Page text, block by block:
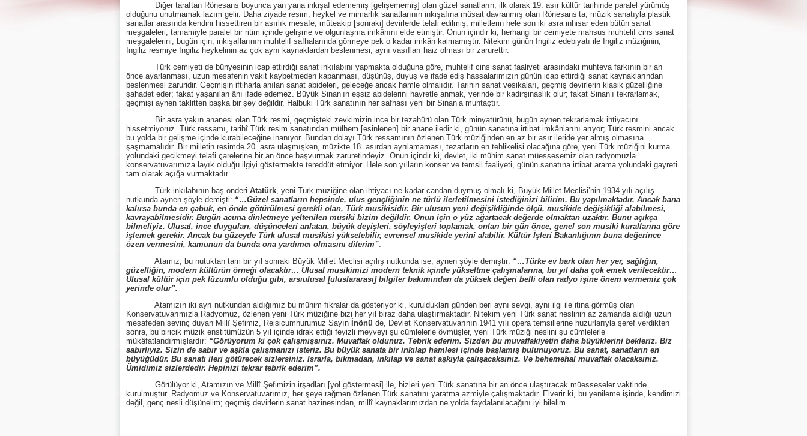
Diğer taraftan Rönesans boyunca yan yana inkişaf edememiş [gelişememiş] olan güzel sanatların, ilk olarak 19. asır kültür tarihinde paralel yürümüş
olduğunu unutmamak lazım gelir. Daha ziyade resim, heykel ve mimarlık sanatlarının inkişafına müsait davranmış olan Rönesans’ta, müzik sanatıyla plastik
sanatlar arasında kendini hissettiren bir asırlık mesafe, müteakip [sonraki] devirlerde telafi edilmiş, milletlerin hele son iki asra inhisar eden bütün sanat
meşgaleleri, tamamiyle paralel bir ritim içinde gelişme ve olgunlaşma imkânını elde etmiştir. Onun içindir ki, herhangi bir cemiyete mahsus muhtelif cins sanat
meşgalelerini, bugün için, inkişaflarının muhtelif safhalarında görmeye pek o kadar imkân kalmamıştır. Nitekim günün İngiliz edebiyatı ile İngiliz müziğinin,
İngiliz resmiye İngiliz heykelinin az çok aynı kaynaklardan beslenmesi, aynı vasıfları haiz olması bir zarurettir.
Türk cemiyeti de bünyesinin icap ettirdiği sanat inkılabını yapmakta olduğuna göre, muhtelif cins sanat faaliyeti arasındaki muhteva farkının bir an
önce ayarlanması, uzun mesafenin vakit kaybetmeden kapanması, düşünüş, duyuş ve ifade ediş hassalarımızın günün icap ettirdiği sanat kaynaklarından
beslenmesi zaruridir. Geçmişin iftiharla anılan sanat abideleri, geleceğe ancak hamle olmalıdır. Tarihin sanat vesikaları, geçmiş devirlerin klasik güzelliğine
şahadet eder; fakat yaşanılan ânı ifade edemez. Büyük Sinan’ın eşsiz abidelerini hayretle anmak, yerinde bir kadirşinaslık olur; fakat Sinan’ı tekrarlamak,
geçmişi aynen taklitten başka bir şey değildir. Halbuki Türk sanatının her safhası yeni bir Sinan’a muhtaçtır.
Bir asra yakın ananesi olan Türk resmi, geçmişteki zevkimizin ince bir tezahürü olan Türk minyatürünü, bugün aynen tekrarlamak ihtiyacını
hissetmiyoruz. Türk ressamı, tarihî Türk resim sanatından mülhem [esinlenen] bir anane iledir ki, günün sanatına irtibat imkânlarını arıyor; Türk resmini ancak
bu yolda bir gelişme içinde kurabileceğine inanıyor. Bundan dolayı Türk ressamının özlenen Türk müziğinden en az bir asır ileride yer almış olmasına
şaşmamalıdır. Bir milletin resimde 20. asra ulaşmışken, müzikte 18. asırdan ayrılamaması, tezatların en tehlikelisi olacağına göre, yeni Türk müziğini kurma
yolundaki gecikmeyi telafi çarelerine bir an önce başvurmak zaruretindeyiz. Onun içindir ki, devlet, iki mühim sanat müessesemiz olan radyomuzla
konservatuvarımıza layık olduğu ilgiyi göstermekte tereddüt etmiyor. Hele son yılların konser ve temsil faaliyeti, günün sanatına irtibat arama yolundaki gayreti
tam olarak açığa vurmaktadır.
Türk inkılabının baş önderi Atatürk, yeni Türk müziğine olan ihtiyacı ne kadar candan duymuş olmalı ki, Büyük Millet Meclisi’nin 1934 yılı açılış
nutkunda aynen şöyle demişti: “…Güzel sanatların hepsinde, ulus gençliğinin ne türlü ilerletilmesini istediğinizi bilirim. Bu yapılmaktadır. Ancak bana
kalırsa bunda en çabuk, en önde götürülmesi gerekli olan, Türk musikisidir. Bir ulusun yeni değişikliğinde ölçü, musikide değişikliği alabilmesi,
kavrayabilmesidir. Bugün acuna dinletmeye yeltenilen musiki bizim değildir. Onun için o yüz ağartacak değerde olmaktan uzaktır. Bunu açıkça
bilmeliyiz. Ulusal, ince duyguları, düşünceleri anlatan, büyük deyişleri, söyleyişleri toplamak, onları bir gün önce, genel son musiki kurallarına göre
işlemek gerekir. Ancak bu güzeyde Türk ulusal musikisi yükselebilir, evrensel musikide yerini alabilir. Kültür İşleri Bakanlığının buna değerince
özen vermesini, kamunun da bunda ona yardımcı olmasını dilerim”.
Atamız, bu nutuktan tam bir yıl sonraki Büyük Millet Meclisi açılış nutkunda ise, aynen şöyle demiştir: “…Türke ev bark olan her yer, sağlığın,
güzelliğin, modern kültürün örneği olacaktır… Ulusal musikimizi modern teknik içinde yükseltme çalışmalarına, bu yıl daha çok emek verilecektir…
Ulusal kültür için pek lüzumlu olduğu gibi, arsıulusal [uluslararası] bilgiler bakımından da yüksek değeri belli olan radyo işine önem vermemiz çok
yerinde olur”.
Atamızın iki ayrı nutkundan aldığımız bu mühim fıkralar da gösteriyor ki, kuruldukları günden beri aynı sevgi, aynı ilgi ile itina görmüş olan
Konservatuvarımızla Radyomuz, özlenen yeni Türk müziğine bizi her yıl biraz daha ulaştırmaktadır. Nitekim yeni Türk sanat neslinin az zamanda aldığı uzun
mesafeden sevinç duyan Millî Şefimiz, Reisicumhurumuz Sayın İnönü de, Devlet Konservatuvarının 1941 yılı opera temsillerine huzurlarıyla şeref verdikten
sonra, bu biricik müzik enstitümüzün 5 yıl içinde idrak ettiği feyizli meyveyi şu cümlelerle övmüşler, yeni Türk müziği neslini şu cümlelerle
mükâfatlandırmışlardır: “Görüyorum ki çok çalışmışsınız. Muvaffak oldunuz. Tebrik ederim. Sizden bu muvaffakiyetin daha büyüklerini bekleriz. Biz
sabırlıyız. Sizin de sabır ve aşkla çalışmanızı isteriz. Bu büyük sanata bir inkılap hamlesi içinde başlamış bulunuyoruz. Bu sanat, sanatların en
büyüğüdür. Bu sanatı ileri götürecek sizlersiniz. Israrla, bıkmadan, inkılap ve sanat aşkıyla çalışacaksınız. Ve behemehal muvaffak olacaksınız.
Ümidimiz sizlerdedir. Hepinizi tekrar tebrik ederim”.
Görülüyor ki, Atamızın ve Millî Şefimizin irşadları [yol göstermesi] ile, bizleri yeni Türk sanatına bir an önce ulaştıracak müesseseler vaktinde
kurulmuştur. Radyomuz ve Konservatuvarımız, her şeye rağmen özlenen Türk sanatını yaratma azmiyle çalışmaktadır. Elverir ki, bu yenileme işinde, kendimizi
değil, genç nesli düşünelim; geçmiş devirlerin sanat hazinesinden, millî kaynaklarımızdan ne yolda faydalanılacağını iyi bilelim.